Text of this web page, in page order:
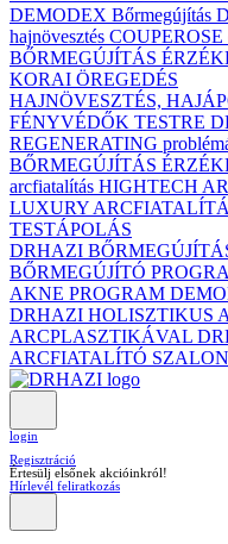
DEMODEX Bőrmegújítás
hajnövesztés COUPEROSE
BŐRMEGÚJÍTÁS
KORAI ÖREGEDÉS
HAJNÖVESZTÉS,
FÉNYVÉDŐK TESTRE
REGENERATING
BŐRMEGÚJÍTÁS
arcfiatalítás HIGHTECH
LUXURY
TESTÁPOLÁS
DRHAZI
BŐRMEGÚJÍTÓ
AKNE PROGRAM
DRHAZI HOLISZTIKUS
ARCPLASZTIKÁVAL
ARCFIATALÍTÓ
login
Regisztráció
Értesülj elsőnek akcióinkról!
Hírlevél feliratkozás